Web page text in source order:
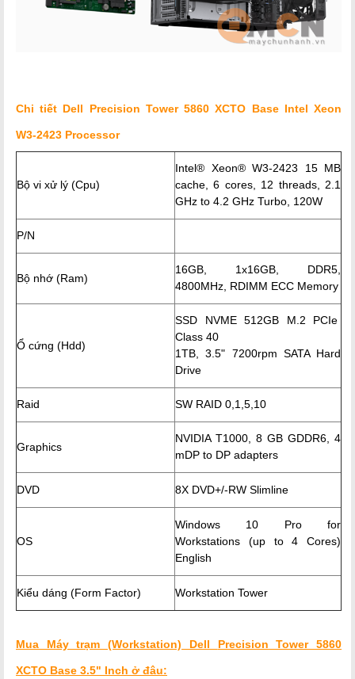
Chi tiết Dell Precision Tower 5860 XCTO Base Intel Xeon
W3-2423 Processor
Bộ vi xử lý (Cpu)
Intel® Xeon® W3-2423 15 MB
cache, 6 cores, 12 threads, 2.1
GHz to 4.2 GHz Turbo, 120W
P/N
Bộ nhớ (Ram)
16GB, 1x16GB, DDR5,
4800MHz, RDIMM ECC Memory
Ổ cứng (Hdd)
SSD NVME 512GB M.2 PCIe
Class 40
1TB, 3.5" 7200rpm SATA Hard
Drive
Raid SW RAID 0,1,5,10
Graphics
NVIDIA T1000, 8 GB GDDR6, 4
mDP to DP adapters
DVD 8X DVD+/-RW Slimline
OS
Windows 10 Pro for
Workstations (up to 4 Cores)
English
Kiểu dáng (Form Factor) Workstation Tower
Mua Máy trạm (Workstation) Dell Precision Tower 5860
XCTO Base 3.5" Inch ở đâu: